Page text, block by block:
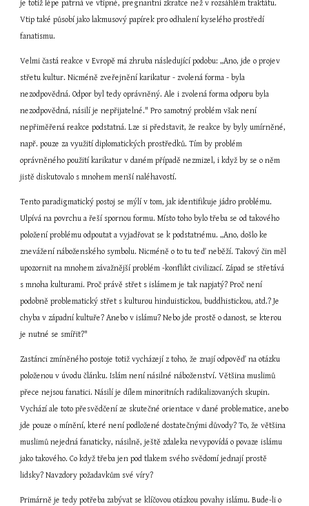
je totiž lépe patrná ve vtipné, pregnantní zkratce než v rozsáhlém traktátu.
Vtip také působí jako lakmusový papírek pro odhalení kyselého prostředí
fanatismu.
Velmi častá reakce v Evropě má zhruba následující podobu: „Ano, jde o projev
střetu kultur. Nicméně zveřejnění karikatur - zvolená forma - byla
nezodpovědná. Odpor byl tedy oprávněný. Ale i zvolená forma odporu byla
nezodpovědná, násilí je nepřijatelné." Pro samotný problém však není
nepřiměřená reakce podstatná. Lze si představit, že reakce by byly umírněné,
např. pouze za využití diplomatických prostředků. Tím by problém
oprávněného použití karikatur v daném případě nezmizel, i když by se o něm
jistě diskutovalo s mnohem menší naléhavostí.
Tento paradigmatický postoj se mýlí v tom, jak identifikuje jádro problému.
Ulpívá na povrchu a řeší spornou formu. Místo toho bylo třeba se od takového
položení problému odpoutat a vyjadřovat se k podstatnému. „Ano, došlo ke
znevážení náboženského symbolu. Nicméně o to tu teď neběží. Takový čin měl
upozornit na mnohem závažnější problém -konflikt civilizací. Západ se střetává
s mnoha kulturami. Proč právě střet s islámem je tak napjatý? Proč není
podobně problematický střet s kulturou hinduistickou, buddhistickou, atd.? Je
chyba v západní kultuře? Anebo v islámu? Nebo jde prostě o danost, se kterou
je nutné se smířit?"
Zastánci zmíněného postoje totiž vycházejí z toho, že znají odpověď na otázku
položenou v úvodu článku. Islám není násilné náboženství. Většina muslimů
přece nejsou fanatici. Násilí je dílem minoritních radikalizovaných skupin.
Vychází ale toto přesvědčení ze skutečné orientace v dané problematice, anebo
jde pouze o mínění, které není podložené dostatečnými důvody? To, že většina
muslimů nejedná fanaticky, násilně, ještě zdaleka nevypovídá o povaze islámu
jako takového. Co když třeba jen pod tlakem svého svědomí jednají prostě
lidsky? Navzdory požadavkům své víry?
Primárně je tedy potřeba zabývat se klíčovou otázkou povahy islámu. Bude-li o